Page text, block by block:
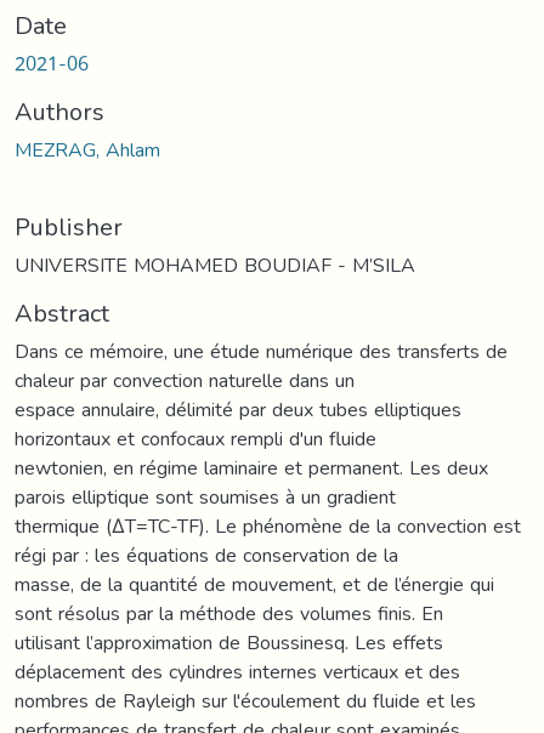
Date
2021-06
Authors
MEZRAG, Ahlam
Publisher
UNIVERSITE MOHAMED BOUDIAF - M’SILA
Abstract
Dans ce mémoire, une étude numérique des transferts de
chaleur par convection naturelle dans un
espace annulaire, délimité par deux tubes elliptiques
horizontaux et confocaux rempli d'un fluide
newtonien, en régime laminaire et permanent. Les deux
parois elliptique sont soumises à un gradient
thermique (ΔT=TC-TF). Le phénomène de la convection est
régi par : les équations de conservation de la
masse, de la quantité de mouvement, et de l’énergie qui
sont résolus par la méthode des volumes finis. En
utilisant l’approximation de Boussinesq. Les effets
déplacement des cylindres internes verticaux et des
nombres de Rayleigh sur l'écoulement du fluide et les